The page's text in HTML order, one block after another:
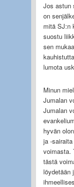
Jos astun
on
mitä SJ:n
suostu
sen
lumota
Minun
Jumalan
Jumalan
hyvän
ja -
voimasta.
tästä
löydetään